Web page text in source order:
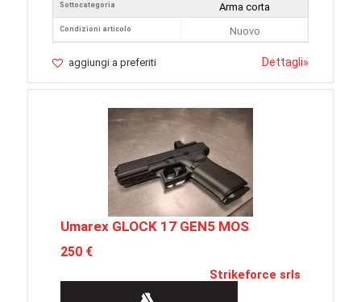
Sottocategoria
Condizioni articolo
Arma corta
Nuovo
aggiungi a preferiti Dettagli»
Umarex GLOCK 17 GEN5 MOS
250 €
Strikeforce srls